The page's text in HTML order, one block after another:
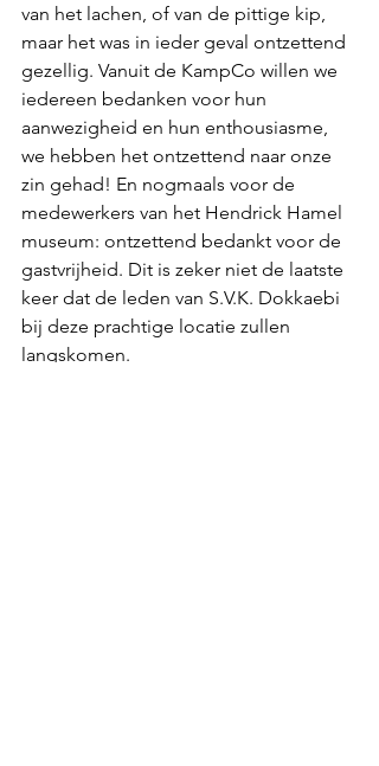
van het lachen, of van de pittige kip,
maar het was in ieder geval ontzettend
gezellig. Vanuit de KampCo willen we
iedereen bedanken voor hun
aanwezigheid en hun enthousiasme,
we hebben het ontzettend naar onze
zin gehad! En nogmaals voor de
medewerkers van het Hendrick Hamel
museum: ontzettend bedankt voor de
gastvrijheid. Dit is zeker niet de laatste
keer dat de leden van S.V.K. Dokkaebi
bij deze prachtige locatie zullen
langskomen.